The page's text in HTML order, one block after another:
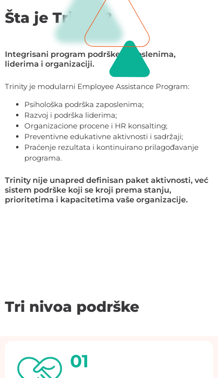
Šta je Trinity?
Integrisani program podrške zaposlenima,
liderima i organizaciji.
Trinity je modularni Employee Assistance Program:
Psihološka podrška zaposlenima;
Razvoj i podrška liderima;
Organizacione procene i HR konsalting;
Preventivne edukativne aktivnosti i sadržaji;
Praćenje rezultata i kontinuirano prilagođavanje
programa.
Trinity nije unapred definisan paket aktivnosti, već
sistem podrške koji se kroji prema stanju,
prioritetima i kapacitetima vaše organizacije.
Tri nivoa podrške
01